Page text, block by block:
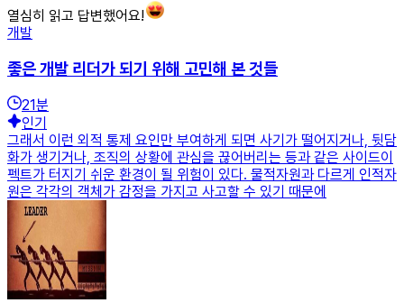
열심히 읽고 답변했어요!
개발
좋은 개발 리더가 되기 위해 고민해 본 것들
21분
인기
그래서 이런 외적 통제 요인만 부여하게 되면 사기가 떨어지거나, 뒷담
화가 생기거나, 조직의 상황에 관심을 끊어버리는 등과 같은 사이드이
펙트가 터지기 쉬운 환경이 될 위험이 있다. 물적자원과 다르게 인적자
원은 각각의 객체가 감정을 가지고 사고할 수 있기 때문에